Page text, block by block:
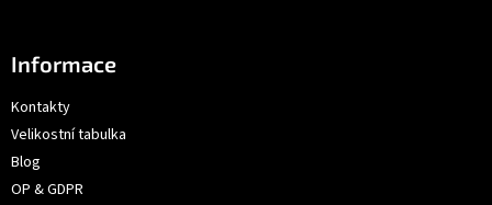
Informace
Kontakty
Velikostní tabulka
Blog
OP & GDPR